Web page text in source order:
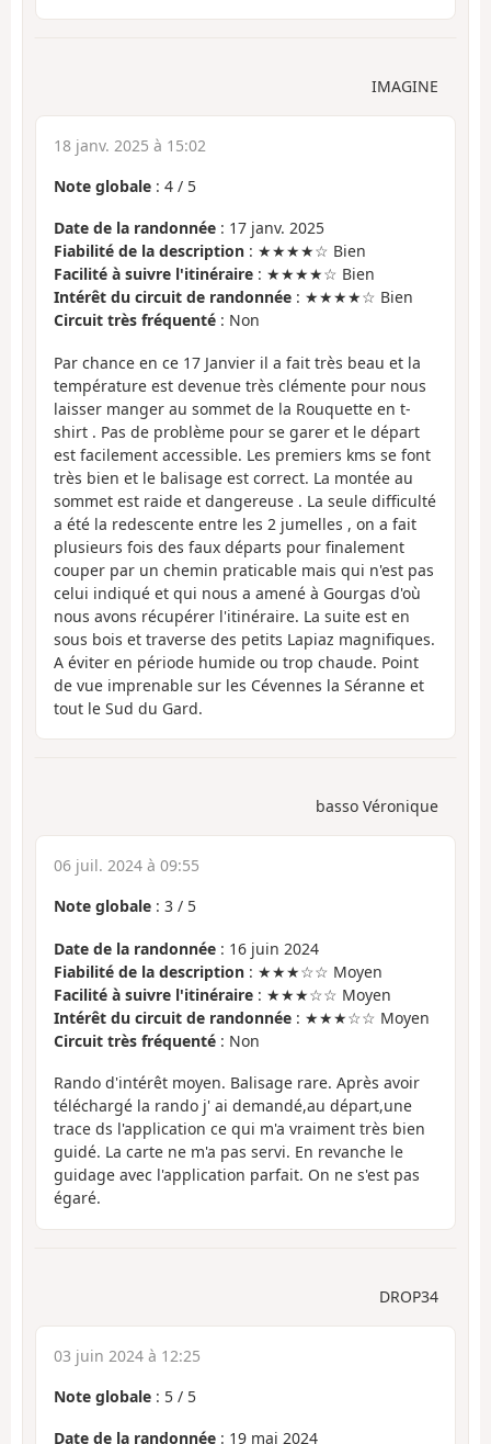
IMAGINE
18 janv. 2025 à 15:02
Note globale : 4 / 5
Date de la randonnée : 17 janv. 2025
Fiabilité de la description : ★★★★☆ Bien
Facilité à suivre l'itinéraire : ★★★★☆ Bien
Intérêt du circuit de randonnée : ★★★★☆ Bien
Circuit très fréquenté : Non
Par chance en ce 17 Janvier il a fait très beau et la
température est devenue très clémente pour nous
laisser manger au sommet de la Rouquette en t-
shirt . Pas de problème pour se garer et le départ
est facilement accessible. Les premiers kms se font
très bien et le balisage est correct. La montée au
sommet est raide et dangereuse . La seule difficulté
a été la redescente entre les 2 jumelles , on a fait
plusieurs fois des faux départs pour finalement
couper par un chemin praticable mais qui n'est pas
celui indiqué et qui nous a amené à Gourgas d'où
nous avons récupérer l'itinéraire. La suite est en
sous bois et traverse des petits Lapiaz magnifiques.
A éviter en période humide ou trop chaude. Point
de vue imprenable sur les Cévennes la Séranne et
tout le Sud du Gard.
basso Véronique
06 juil. 2024 à 09:55
Note globale : 3 / 5
Date de la randonnée : 16 juin 2024
Fiabilité de la description : ★★★☆☆ Moyen
Facilité à suivre l'itinéraire : ★★★☆☆ Moyen
Intérêt du circuit de randonnée : ★★★☆☆ Moyen
Circuit très fréquenté : Non
Rando d'intérêt moyen. Balisage rare. Après avoir
téléchargé la rando j' ai demandé,au départ,une
trace ds l'application ce qui m'a vraiment très bien
guidé. La carte ne m'a pas servi. En revanche le
guidage avec l'application parfait. On ne s'est pas
égaré.
DROP34
03 juin 2024 à 12:25
Note globale : 5 / 5
Date de la randonnée : 19 mai 2024